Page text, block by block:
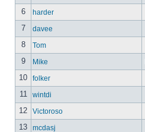
6 harder
7 davee
8 Tom
9 Mike
10 folker
11 wintdi
12 Victoroso
13 mcdasj